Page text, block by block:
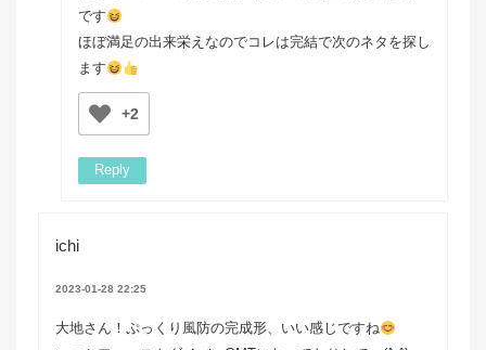
です
ほぼ満足の出来栄えなのでコレは完結で次のネタを探し
ます
+2
Reply
ichi
2023-01-28 22:25
大地さん！ぷっくり風防の完成形、いい感じですね